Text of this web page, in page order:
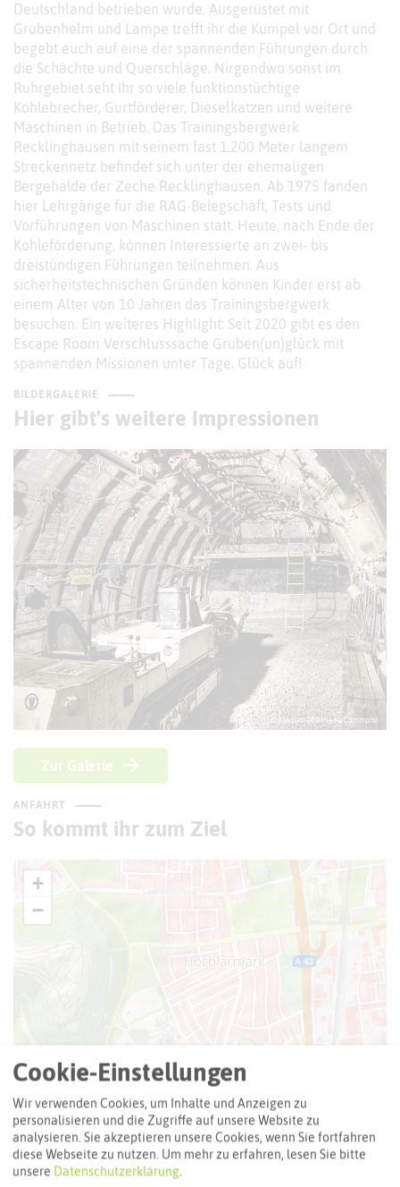
Deutschland betrieben wurde. Ausgerüstet mit
Grubenhelm und Lampe trefft ihr die Kumpel vor Ort und
begebt euch auf eine der spannenden Führungen durch
die Schächte und Querschläge. Nirgendwo sonst im
Ruhrgebiet seht ihr so viele funktionstüchtige
Kohlebrecher, Gurtförderer, Dieselkatzen und weitere
Maschinen in Betrieb. Das Trainingsbergwerk
Recklinghausen mit seinem fast 1.200 Meter langem
Streckennetz befindet sich unter der ehemaligen
Bergehalde der Zeche Recklinghausen. Ab 1975 fanden
hier Lehrgänge für die RAG-Belegschaft, Tests und
Vorführungen von Maschinen statt. Heute, nach Ende der
Kohleförderung, können Interessierte an zwei- bis
dreistündigen Führungen teilnehmen. Aus
sicherheitstechnischen Gründen können Kinder erst ab
einem Alter von 10 Jahren das Trainingsbergwerk
besuchen. Ein weiteres Highlight: Seit 2020 gibt es den
Escape Room Verschlusssache Gruben(un)glück mit
spannenden Missionen unter Tage. Glück auf!
BILDERGALERIE
Hier gibt's weitere Impressionen
© Kleunam (Wikimedia Commons)
Zur Galerie
ANFAHRT
So kommt ihr zum Ziel
+
−
Cookie-Einstellungen
Wir verwenden Cookies, um Inhalte und Anzeigen zu
personalisieren und die Zugriffe auf unsere Website zu
analysieren. Sie akzeptieren unsere Cookies, wenn Sie fortfahren
diese Webseite zu nutzen. Um mehr zu erfahren, lesen Sie bitte
unsere Datenschutzerklärung.